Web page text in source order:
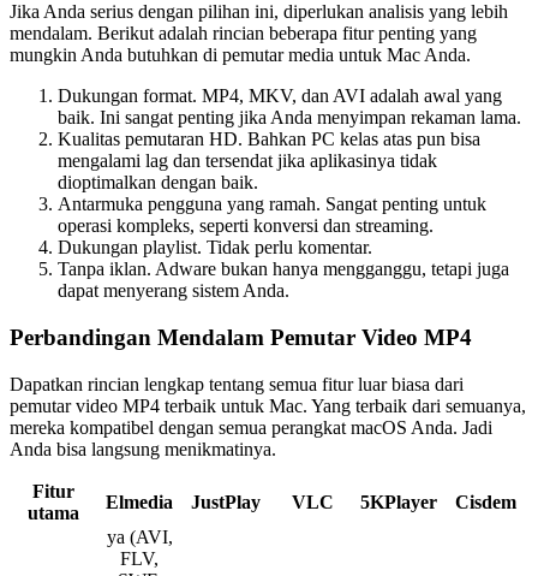
Jika Anda serius dengan pilihan ini, diperlukan analisis yang lebih
mendalam. Berikut adalah rincian beberapa fitur penting yang
mungkin Anda butuhkan di pemutar media untuk Mac Anda.
Dukungan format. MP4, MKV, dan AVI adalah awal yang
baik. Ini sangat penting jika Anda menyimpan rekaman lama.
Kualitas pemutaran HD. Bahkan PC kelas atas pun bisa
mengalami lag dan tersendat jika aplikasinya tidak
dioptimalkan dengan baik.
Antarmuka pengguna yang ramah. Sangat penting untuk
operasi kompleks, seperti konversi dan streaming.
Dukungan playlist. Tidak perlu komentar.
Tanpa iklan. Adware bukan hanya mengganggu, tetapi juga
dapat menyerang sistem Anda.
Perbandingan Mendalam Pemutar Video MP4
Dapatkan rincian lengkap tentang semua fitur luar biasa dari
pemutar video MP4 terbaik untuk Mac. Yang terbaik dari semuanya,
mereka kompatibel dengan semua perangkat macOS Anda. Jadi
Anda bisa langsung menikmatinya.
Fitur
utama
Elmedia JustPlay VLC 5KPlayer
Cisdem
ya (AVI,
FLV,